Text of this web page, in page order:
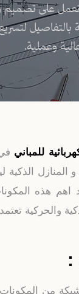
على تصميم
بالتفاصيل
وعملية.
للمباني
و المنازل
اهم هذه
:
من